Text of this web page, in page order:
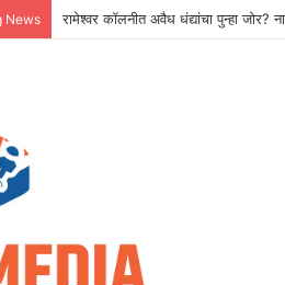
News रामेश्वर कॉलनीत अवैध धंद्यांचा पुन्हा जोर?